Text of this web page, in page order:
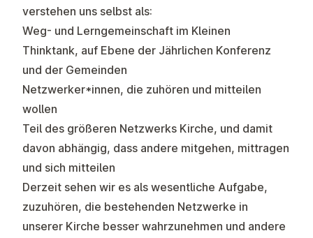
verstehen uns selbst als:
Weg- und Lerngemeinschaft im Kleinen
Thinktank, auf Ebene der Jährlichen Konferenz
und der Gemeinden
Netzwerker*innen, die zuhören und mitteilen
wollen
Teil des größeren Netzwerks Kirche, und damit
davon abhängig, dass andere mitgehen, mittragen
und sich mitteilen
Derzeit sehen wir es als wesentliche Aufgabe,
zuzuhören, die bestehenden Netzwerke in
unserer Kirche besser wahrzunehmen und andere